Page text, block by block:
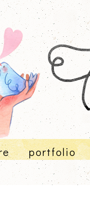
portfolio